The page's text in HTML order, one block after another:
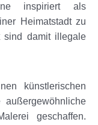
inspiriert als
Heimatstadt zu
sind damit illegale
künstlerischen
geschaffen.